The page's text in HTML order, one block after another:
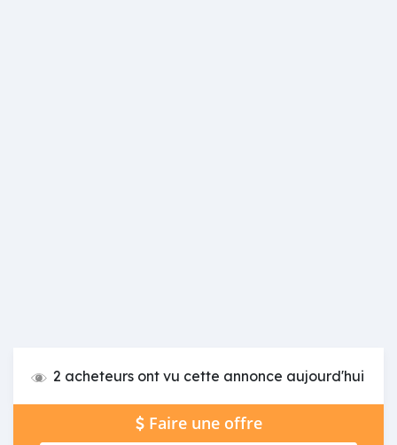
2 acheteurs ont vu cette annonce aujourd'hui
Faire une offre